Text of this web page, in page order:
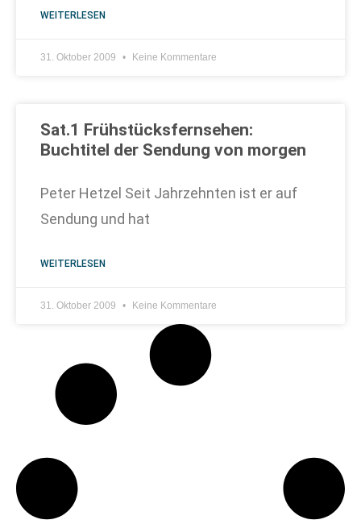
WEITERLESEN
31. Oktober 2009 Keine Kommentare
Sat.1 Frühstücksfernsehen:
Buchtitel der Sendung von morgen
Peter Hetzel Seit Jahrzehnten ist er auf
Sendung und hat
WEITERLESEN
31. Oktober 2009 Keine Kommentare